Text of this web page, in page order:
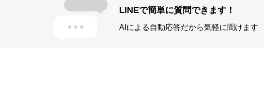
LINEで簡単に質問できます！
AIによる自動応答だから気軽に聞けます